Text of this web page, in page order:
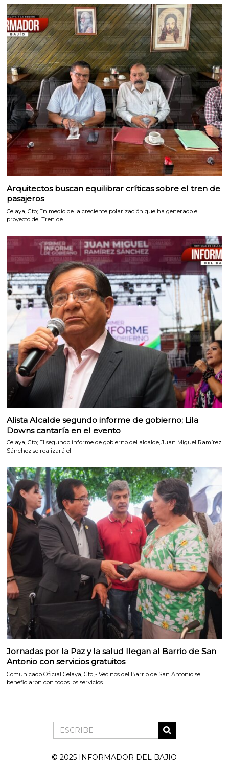
Arquitectos buscan equilibrar críticas sobre el tren de
pasajeros
Celaya, Gto; En medio de la creciente polarización que ha generado el
proyecto del Tren de
Alista Alcalde segundo informe de gobierno; Lila
Downs cantaría en el evento
Celaya, Gto; El segundo informe de gobierno del alcalde, Juan Miguel Ramírez
Sánchez se realizará el
Jornadas por la Paz y la salud llegan al Barrio de San
Antonio con servicios gratuitos
Comunicado Oficial Celaya, Gto.,- Vecinos del Barrio de San Antonio se
beneficiaron con todos los servicios
© 2025 INFORMADOR DEL BAJIO